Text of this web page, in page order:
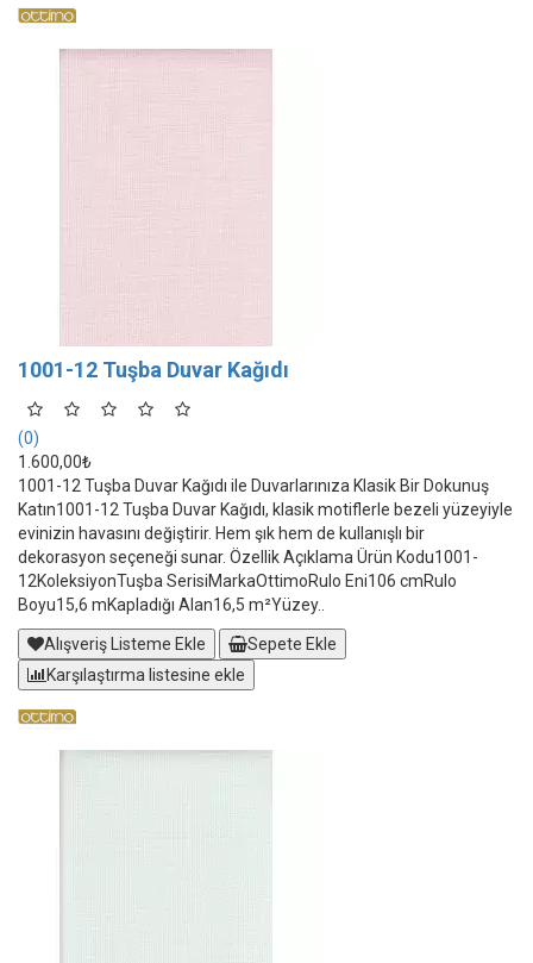
1001-12 Tuşba Duvar Kağıdı
(0)
1.600,00₺
1001-12 Tuşba Duvar Kağıdı ile Duvarlarınıza Klasik Bir Dokunuş
Katın1001-12 Tuşba Duvar Kağıdı, klasik motiflerle bezeli yüzeyiyle
evinizin havasını değiştirir. Hem şık hem de kullanışlı bir
dekorasyon seçeneği sunar. Özellik Açıklama Ürün Kodu1001-
12KoleksiyonTuşba SerisiMarkaOttimoRulo Eni106 cmRulo
Boyu15,6 mKapladığı Alan16,5 m²Yüzey..
Alışveriş Listeme Ekle
Sepete Ekle
Karşılaştırma listesine ekle